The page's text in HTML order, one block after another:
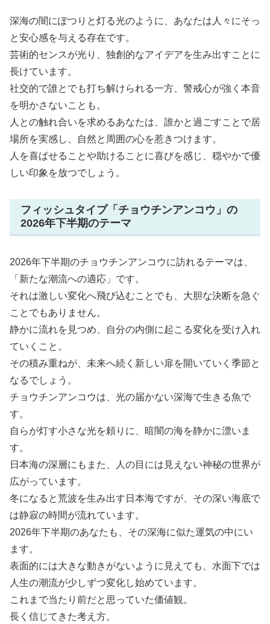
深海の闇にぽつりと灯る光のように、あなたは人々にそっ
と安心感を与える存在です。
芸術的センスが光り、独創的なアイデアを生み出すことに
長けています。
社交的で誰とでも打ち解けられる一方、警戒心が強く本音
を明かさないことも。
人との触れ合いを求めるあなたは、誰かと過ごすことで居
場所を実感し、自然と周囲の心を惹きつけます。
人を喜ばせることや助けることに喜びを感じ、穏やかで優
しい印象を放つでしょう。
フィッシュタイプ「チョウチンアンコウ」の
2026年下半期のテーマ
2026年下半期のチョウチンアンコウに訪れるテーマは、
「新たな潮流への適応」です。
それは激しい変化へ飛び込むことでも、大胆な決断を急ぐ
ことでもありません。
静かに流れを見つめ、自分の内側に起こる変化を受け入れ
ていくこと。
その積み重ねが、未来へ続く新しい扉を開いていく季節と
なるでしょう。
チョウチンアンコウは、光の届かない深海で生きる魚で
す。
自らが灯す小さな光を頼りに、暗闇の海を静かに漂いま
す。
日本海の深層にもまた、人の目には見えない神秘の世界が
広がっています。
冬になると荒波を生み出す日本海ですが、その深い海底で
は静寂の時間が流れています。
2026年下半期のあなたも、その深海に似た運気の中にい
ます。
表面的には大きな動きがないように見えても、水面下では
人生の潮流が少しずつ変化し始めています。
これまで当たり前だと思っていた価値観。
長く信じてきた考え方。